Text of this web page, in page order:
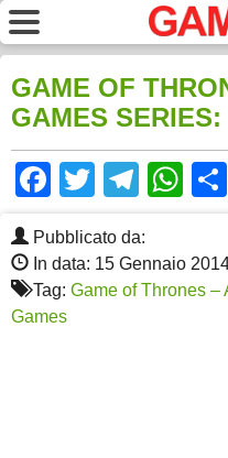
GAME OF
GAMES
Facebook
Twitter
Pubblicato da:
In data: 15 Gennaio
Tag: Game of Thrones –
Games